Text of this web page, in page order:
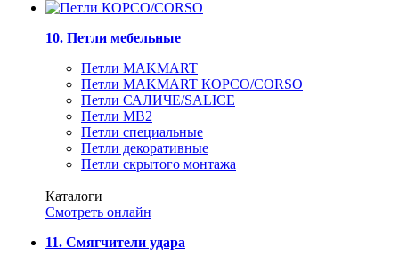
10. Петли мебельные
Петли MAKMART
Петли MAKMART КОРСО/CORSO
Петли САЛИЧЕ/SALICE
Петли MB2
Петли специальные
Петли декоративные
Петли скрытого монтажа
Каталоги
Смотреть онлайн
11. Смягчители удара